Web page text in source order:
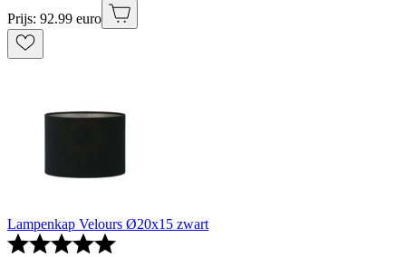
Prijs: 92.99 euro
Lampenkap Velours Ø20x15 zwart